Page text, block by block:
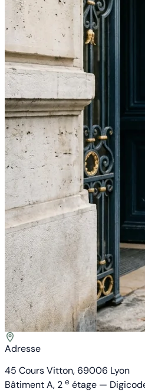
Adresse
45 Cours Vitton, 69006 Lyon
Bâtiment A, 2 e étage —